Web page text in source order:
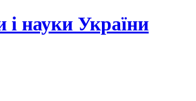
і науки України